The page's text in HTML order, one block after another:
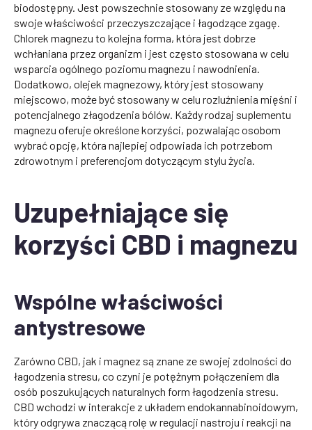
biodostępny. Jest powszechnie stosowany ze względu na
swoje właściwości przeczyszczające i łagodzące zgagę.
Chlorek magnezu to kolejna forma, która jest dobrze
wchłaniana przez organizm i jest często stosowana w celu
wsparcia ogólnego poziomu magnezu i nawodnienia.
Dodatkowo, olejek magnezowy, który jest stosowany
miejscowo, może być stosowany w celu rozluźnienia mięśni i
potencjalnego złagodzenia bólów. Każdy rodzaj suplementu
magnezu oferuje określone korzyści, pozwalając osobom
wybrać opcję, która najlepiej odpowiada ich potrzebom
zdrowotnym i preferencjom dotyczącym stylu życia.
Uzupełniające się
korzyści CBD i magnezu
Wspólne właściwości
antystresowe
Zarówno CBD, jak i magnez są znane ze swojej zdolności do
łagodzenia stresu, co czyni je potężnym połączeniem dla
osób poszukujących naturalnych form łagodzenia stresu.
CBD wchodzi w interakcje z układem endokannabinoidowym,
który odgrywa znaczącą rolę w regulacji nastroju i reakcji na